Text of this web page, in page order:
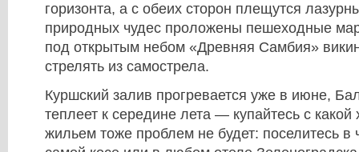
горизонта, а с обеих сторон плещутся
природных чудес проложены пешеходные
под открытым небом «Древняя Самбия»
стрелять из самострела.
Куршский залив прогревается уже в июне,
теплеет к середине лета — купайтесь с
жильем тоже проблем не будет: поселитесь в